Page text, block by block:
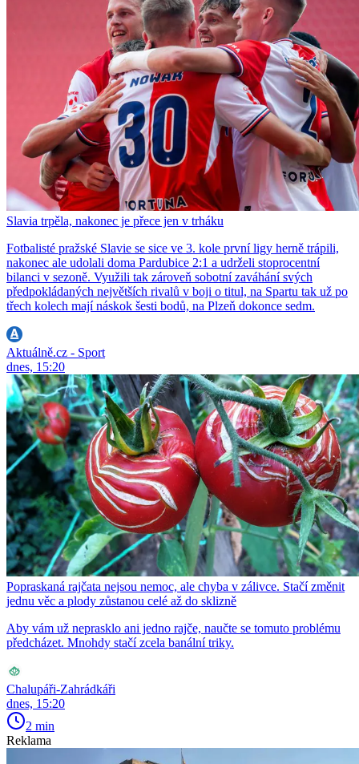
Slavia trpěla, nakonec je přece jen v trháku
Fotbalisté pražské Slavie se sice ve 3. kole první ligy herně trápili,
nakonec ale udolali doma Pardubice 2:1 a udrželi stoprocentní
bilanci v sezoně. Využili tak zároveň sobotní zaváhání svých
předpokládaných největších rivalů v boji o titul, na Spartu tak už po
třech kolech mají náskok šesti bodů, na Plzeň dokonce sedm.
Aktuálně.cz - Sport
dnes, 15:20
Popraskaná rajčata nejsou nemoc, ale chyba v zálivce. Stačí změnit
jednu věc a plody zůstanou celé až do sklizně
Aby vám už neprasklo ani jedno rajče, naučte se tomuto problému
předcházet. Mnohdy stačí zcela banální triky.
Chalupáři-Zahrádkáři
dnes, 15:20
2 min
Reklama